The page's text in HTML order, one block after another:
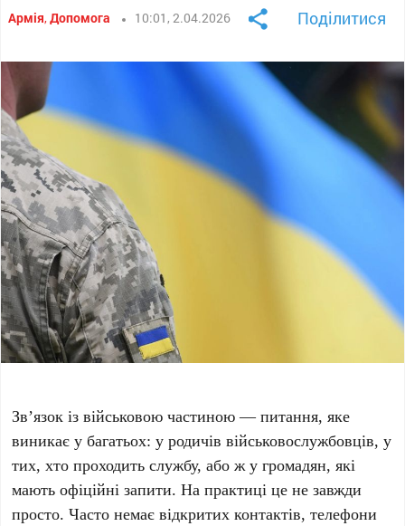
Армія,Допомога 10:01, 2.04.2026 Поділитися
Зв’язок із військовою частиною — питання, яке
виникає у багатьох: у родичів військовослужбовців, у
тих, хто проходить службу, або ж у громадян, які
мають офіційні запити. На практиці це не завжди
просто. Часто немає відкритих контактів, телефони